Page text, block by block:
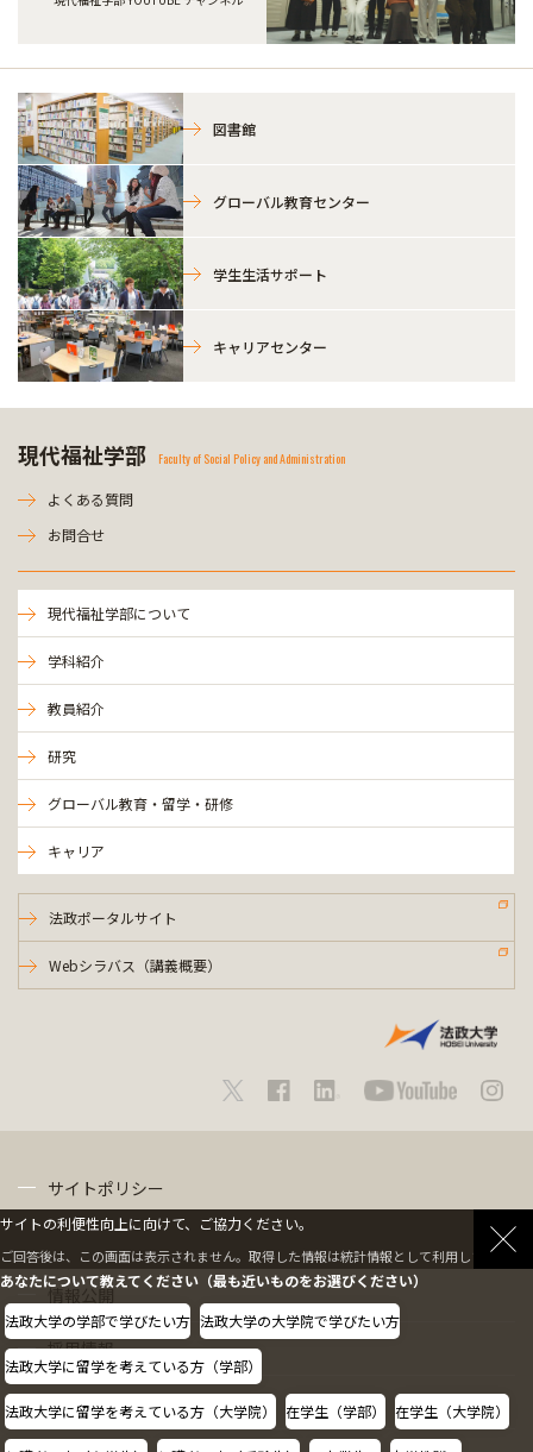
図書館
グローバル教育センター
学生生活サポート
キャリアセンター
現代福祉学部 Faculty of Social Policy and Administration
よくある質問
お問合せ
現代福祉学部について
学科紹介
教員紹介
研究
グローバル教育・留学・研修
キャリア
法政ポータルサイト
Webシラバス（講義概要）
サイトポリシー
情報公開
採用情報
教職員の方へ
サイトの利便性向上に向けて、ご協力ください。
ご回答後は、この画面は表示されません。取得した情報は統計情報として利用します。
あなたについて教えてください（最も近いものをお選びください）
法政大学の学部で学びたい方 法政大学の大学院で学びたい方
法政大学に留学を考えている方（学部）
法政大学に留学を考えている方（大学院） 在学生（学部） 在学生（大学院）